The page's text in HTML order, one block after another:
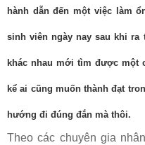
hành dẫn đến một việc làm
sinh viên ngày nay sau khi
khác nhau mới tìm được một
kể ai cũng muốn thành đạt
hướng đi đúng đắn mà thôi.
Theo các chuyên gia